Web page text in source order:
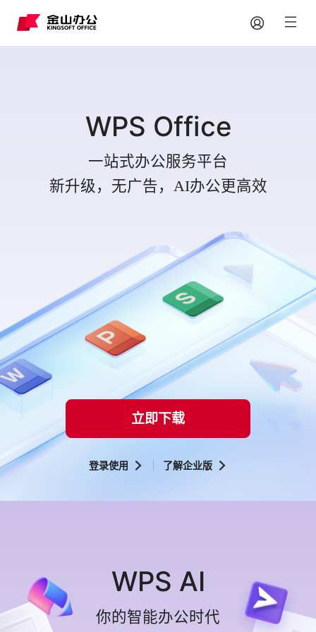
WPS Office
一站式办公服务平台
新升级，无广告，AI办公更高效
立即下载
登录使用 了解企业版
WPS AI
你的智能办公时代